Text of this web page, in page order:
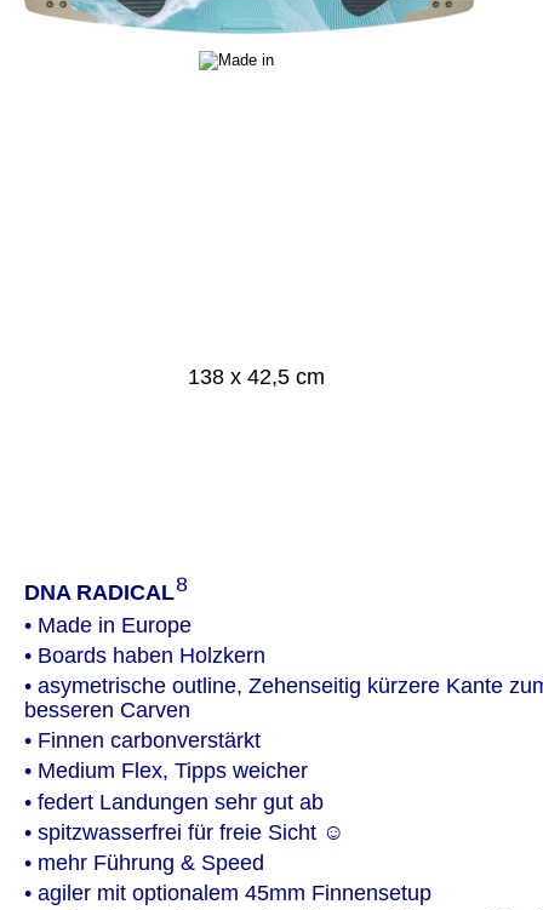
138 x 42,5 cm
DNA RADICAL⁸
• Made in Europe
• Boards haben Holzkern
• asymetrische outline, Zehenseitig kürzere Kante
besseren Carven
• Finnen carbonverstärkt
• Medium Flex, Tipps weicher
• federt Landungen sehr gut ab
• spitzwasserfrei für freie Sicht ☺
• mehr Führung & Speed
• agiler mit optionalem 45mm Finnensetup